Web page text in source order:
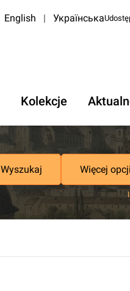
English | Українська
Kolekcje
Wyszukaj Więcej